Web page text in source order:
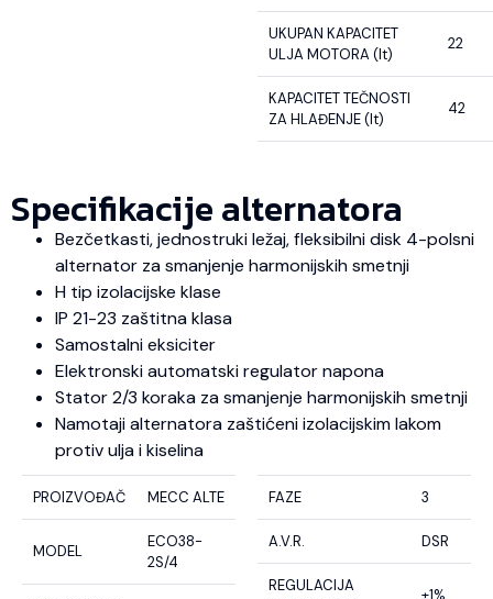
UKUPAN KAPACITET
ULJA MOTORA (lt)
22
KAPACITET TEČNOSTI
ZA HLAĐENJE (lt)
42
Specifikacije alternatora
Bezčetkasti, jednostruki ležaj, fleksibilni disk 4-polsni
alternator za smanjenje harmonijskih smetnji
H tip izolacijske klase
IP 21-23 zaštitna klasa
Samostalni eksiciter
Elektronski automatski regulator napona
Stator 2/3 koraka za smanjenje harmonijskih smetnji
Namotaji alternatora zaštićeni izolacijskim lakom
protiv ulja i kiselina
PROIZVOĐAČ MECC ALTE
MODEL
ECO38-
2S/4
FAZE 3
A.V.R. DSR
REGULACIJA
±1%